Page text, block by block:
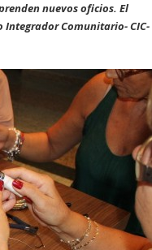
nuevos oficios. El
Integrador Comunitario- CIC-